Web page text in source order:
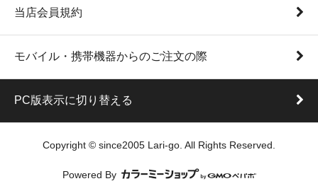
当店会員規約
モバイル・携帯機器からのご注文の際
PC版表示に切り替える
Copyright © since2005 Lari-go. All Rights Reserved.
Powered By